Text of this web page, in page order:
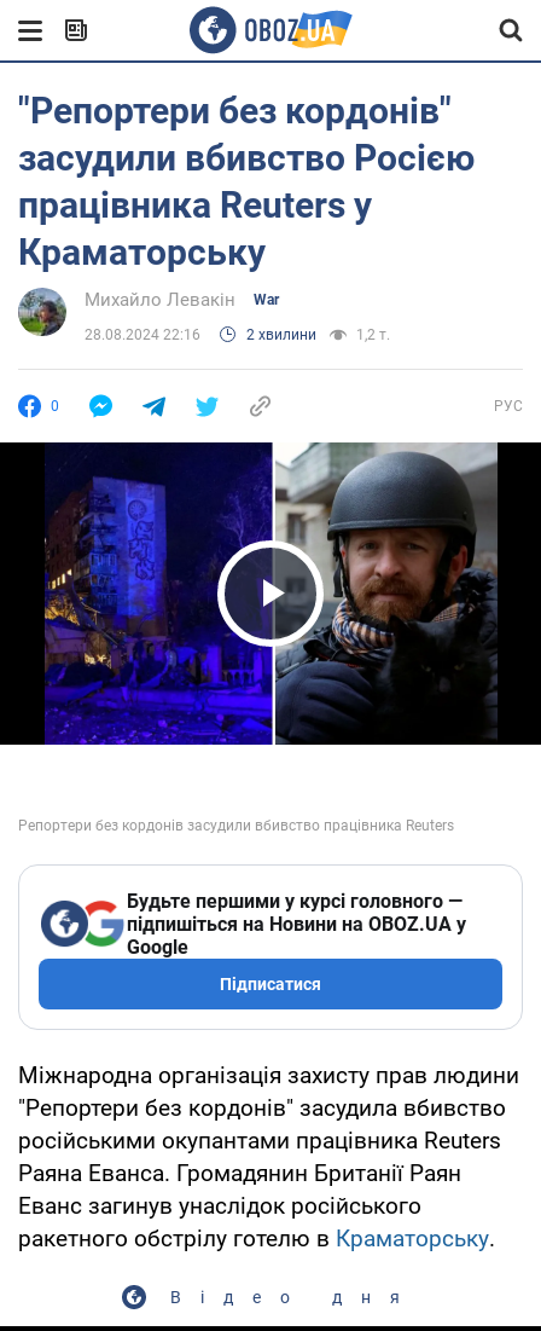
"Репортери без кордонів"
засудили вбивство Росією
працівника Reuters у
Краматорську
Михайло Левакін War
28.08.2024 22:16 2 хвилини 1,2 т.
0 РУС
Play Video
Будьте першими у курсі головного —
підпишіться на Новини на OBOZ.UA у
Google
Підписатися
Міжнародна організація захисту прав людини
"Репортери без кордонів" засудила вбивство
російськими окупантами працівника Reuters
Раяна Еванса. Громадянин Британії Раян
Еванс загинув унаслідок російського
ракетного обстрілу готелю в Краматорську.
Відео дня